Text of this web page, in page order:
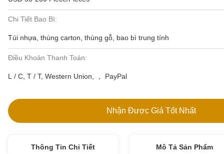
Chi Tiết Bao Bì:
Túi nhựa, thùng carton, thùng gỗ, bao bì trung tính
Điều Khoản Thanh Toán:
L / C, T / T, Western Union, ， PayPal
Nhận Được Giá Tốt Nhất
Thông Tin Chi Tiết Mô Tả Sản Phẩm